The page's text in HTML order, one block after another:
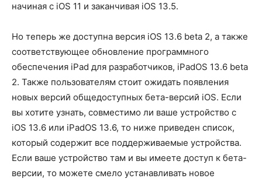
начиная с iOS 11 и заканчивая iOS 13.5.
Но теперь же доступна версия iOS 13.6 beta 2, а также
соответствующее обновление программного
обеспечения iPad для разработчиков, iPadOS 13.6 beta
2. Также пользователям стоит ожидать появления
новых версий общедоступных бета-версий iOS. Если
вы хотите узнать, совместимо ли ваше устройство с
iOS 13.6 или iPadOS 13.6, то ниже приведен список,
который содержит все поддерживаемые устройства.
Если ваше устройство там и вы имеете доступ к бета-
версии, то можете смело устанавливать новое